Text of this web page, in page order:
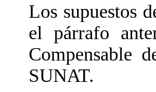
Los supuestos
el párrafo
Compensable
SUNAT.